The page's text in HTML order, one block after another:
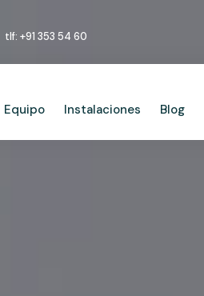
tlf: +91 353 54 60
Equipo Instalaciones Blog